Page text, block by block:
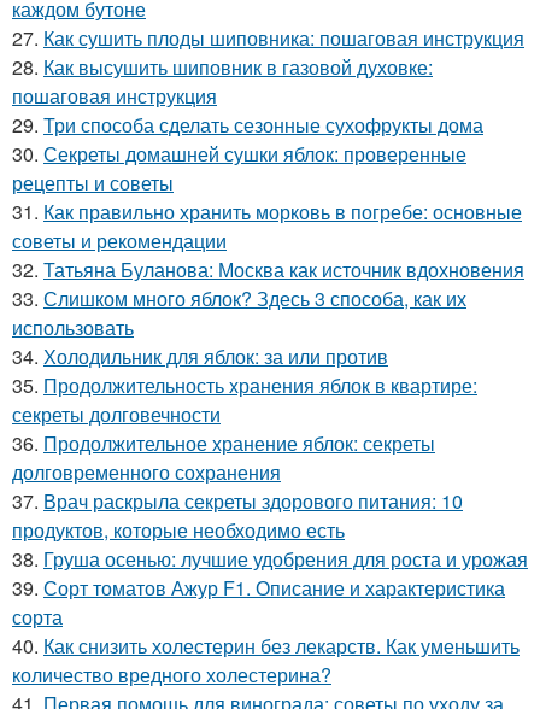
каждом бутоне
27. Как сушить плоды шиповника: пошаговая инструкция
28. Как высушить шиповник в газовой духовке:
пошаговая инструкция
29. Три способа сделать сезонные сухофрукты дома
30. Секреты домашней сушки яблок: проверенные
рецепты и советы
31. Как правильно хранить морковь в погребе: основные
советы и рекомендации
32. Татьяна Буланова: Москва как источник вдохновения
33. Слишком много яблок? Здесь 3 способа, как их
использовать
34. Холодильник для яблок: за или против
35. Продолжительность хранения яблок в квартире:
секреты долговечности
36. Продолжительное хранение яблок: секреты
долговременного сохранения
37. Врач раскрыла секреты здорового питания: 10
продуктов, которые необходимо есть
38. Груша осенью: лучшие удобрения для роста и урожая
39. Сорт томатов Ажур F1. Описание и характеристика
сорта
40. Как снизить холестерин без лекарств. Как уменьшить
количество вредного холестерина?
41. Первая помощь для винограда: советы по уходу за